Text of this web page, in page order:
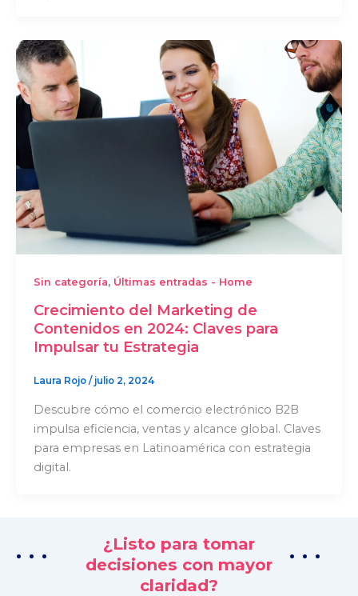
Sin categoría, Últimas entradas - Home
Crecimiento del Marketing de
Contenidos en 2024: Claves para
Impulsar tu Estrategia
Laura Rojo / julio 2, 2024
Descubre cómo el comercio electrónico B2B
impulsa eficiencia, ventas y alcance global. Claves
para empresas en Latinoamérica con estrategia
digital.
. . .
¿Listo para tomar
decisiones con mayor
claridad?
. . .